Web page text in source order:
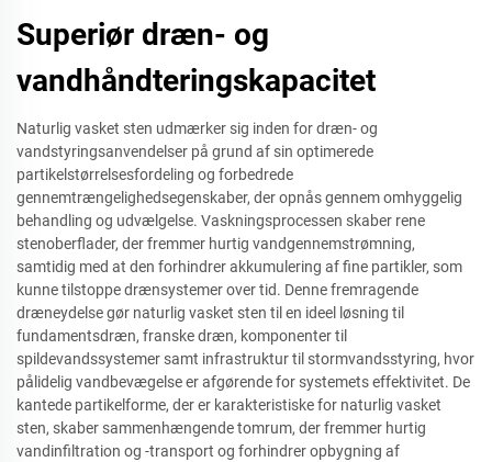
Superiør dræn- og
vandhåndteringskapacitet
Naturlig vasket sten udmærker sig inden for dræn- og
vandstyringsanvendelser på grund af sin optimerede
partikelstørrelsesfordeling og forbedrede
gennemtrængelighedsegenskaber, der opnås gennem omhyggelig
behandling og udvælgelse. Vaskningsprocessen skaber rene
stenoberflader, der fremmer hurtig vandgennemstrømning,
samtidig med at den forhindrer akkumulering af fine partikler, som
kunne tilstoppe drænsystemer over tid. Denne fremragende
dræneydelse gør naturlig vasket sten til en ideel løsning til
fundamentsdræn, franske dræn, komponenter til
spildevandssystemer samt infrastruktur til stormvandsstyring, hvor
pålidelig vandbevægelse er afgørende for systemets effektivitet. De
kantede partikelforme, der er karakteristiske for naturlig vasket
sten, skaber sammenhængende tomrum, der fremmer hurtig
vandinfiltration og -transport og forhindrer opbygning af